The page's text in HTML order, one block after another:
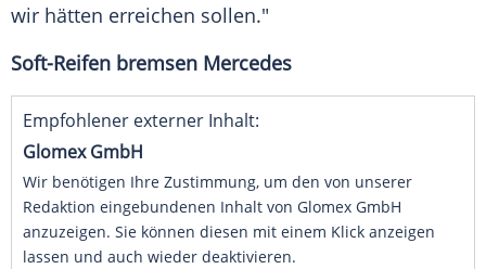
wir hätten erreichen sollen."
Soft-Reifen bremsen Mercedes
Empfohlener externer Inhalt:
Glomex GmbH
Wir benötigen Ihre Zustimmung, um den von unserer
Redaktion eingebundenen Inhalt von Glomex GmbH
anzuzeigen. Sie können diesen mit einem Klick anzeigen
lassen und auch wieder deaktivieren.